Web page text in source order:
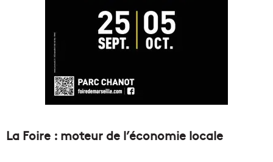
La Foire : moteur de l’économie locale